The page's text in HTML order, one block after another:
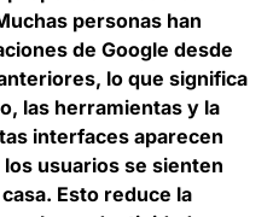
personas han
de Google desde
lo que significa
las herramientas y la
interfaces aparecen
usuarios se sienten
Esto reduce la